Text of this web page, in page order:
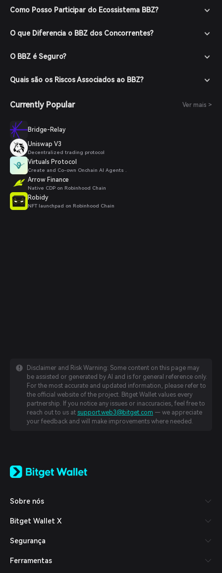
Como Posso Participar do Ecossistema BBZ?
O que Diferencia o BBZ dos Concorrentes?
O BBZ é Seguro?
Quais são os Riscos Associados ao BBZ?
Currently Popular Ver mais >
Bridge-Relay
Uniswap V3
Decentralized trading protocol
Virtuals Protocol
Create and Co-own Onchain AI Agents .
Arrow Finance
Native CDP on Robinhood Chain
Robidy
NFT launchpad on Robinhood Chain
Disclaimer and Risk Warning: Some content on this page may
be assisted or generated by AI and is for general reference only.
For the most accurate and updated information, please refer to
the official website of the project. Bitget Wallet values every
partnership. If you notice any issues or inaccuracies, feel free to
reach out to us at support.web3@bitget.com — we appreciate
your feedback and will make improvements where needed.
日本語
Español (Latinoamérica)
Italiano
Deutsch
繁體中文
Sobre nós
Bitget Wallet X
Segurança
Ferramentas